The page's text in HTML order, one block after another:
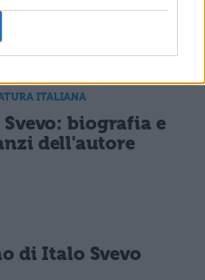
ITALIANA
biografia e
dell'autore
di Italo Svevo